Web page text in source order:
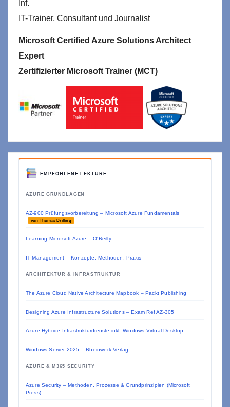
Inf.
IT-Trainer, Consultant und Journalist
Microsoft Certified Azure Solutions Architect
Expert
Zertifizierter Microsoft Trainer (MCT)
EMPFOHLENE LEKTÜRE
AZURE GRUNDLAGEN
AZ-900 Prüfungsvorbereitung – Microsoft Azure Fundamentals
von Thomas Drilling
Learning Microsoft Azure – O'Reilly
IT Management – Konzepte, Methoden, Praxis
ARCHITEKTUR & INFRASTRUKTUR
The Azure Cloud Native Architecture Mapbook – Packt Publishing
Designing Azure Infrastructure Solutions – Exam Ref AZ-305
Azure Hybride Infrastrukturdienste inkl. Windows Virtual Desktop
Windows Server 2025 – Rheinwerk Verlag
AZURE & M365 SECURITY
Azure Security – Methoden, Prozesse & Grundprinzipien (Microsoft
Press)